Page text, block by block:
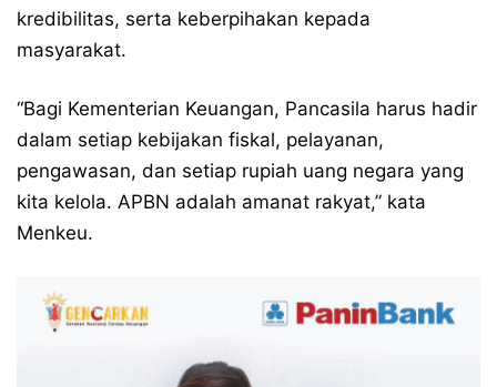
kredibilitas, serta keberpihakan kepada
masyarakat.
“Bagi Kementerian Keuangan, Pancasila harus hadir
dalam setiap kebijakan fiskal, pelayanan,
pengawasan, dan setiap rupiah uang negara yang
kita kelola. APBN adalah amanat rakyat,” kata
Menkeu.